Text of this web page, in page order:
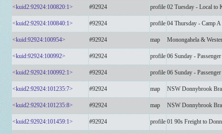
<kuid2:92924:100820:1> #92924 profile 02 Tuesday - Local to
<kuid2:92924:100840:1> #92924 profile 04 Thursday - Camp A
<kuid:92924:100954> #92924 map Monongahela &
<kuid:92924:100992> #92924 profile 06 Sunday -
<kuid2:92924:100992:1> #92924 profile 06 Sunday -
<kuid2:92924:101235:7> #92924 map NSW Donnybrook
<kuid2:92924:101235:8> #92924 map NSW Donnybrook
<kuid2:92924:101459:1> #92924 profile 01 90s Freight to